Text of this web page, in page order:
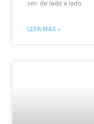
ser: de lado a lado
LEER MÁS »